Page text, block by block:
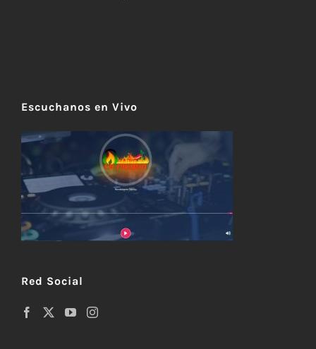
Escuchanos en Vivo
Red Social